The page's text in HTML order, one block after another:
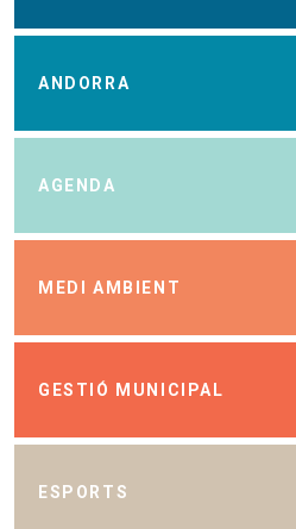
ANDORRA
AGENDA
MEDI AMBIENT
GESTIÓ MUNICIPAL
ESPORTS